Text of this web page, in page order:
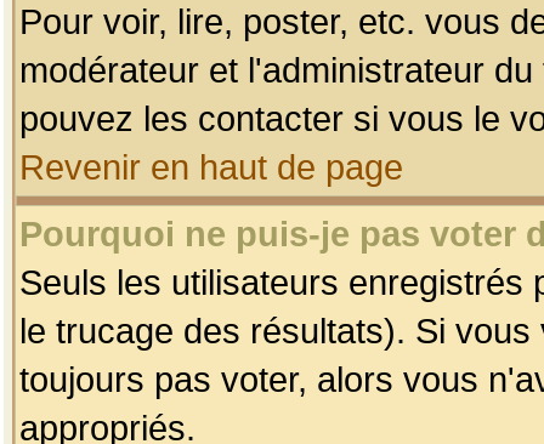
Pour voir, lire, poster, etc. vous
modérateur et l'administrateur
pouvez les contacter si vous le
Revenir en haut de page
Pourquoi ne puis-je pas voter
Seuls les utilisateurs enregistrés
le trucage des résultats). Si
toujours pas voter, alors vous
appropriés.